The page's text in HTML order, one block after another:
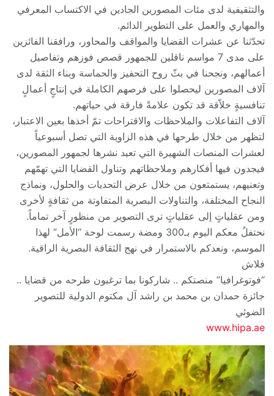
والتثقيفية لدى مئات المصورين الجادين في الاكتساب المعرفي
والمهاري والعمل على التطوير الدائم.
تحدّثنا عن عشرات القضايا والمواقف والمحاور، ورافقنا الفائزين
على مدى 7 مواسم ناقلين للجمهور قصص فوزهم وتفاصيل
أعمالهم، ونجحنا في بثّ روح التحفيز والحماسة وبناء الثقة لدى
آلاف المصورين ليحصلوا على فرصهم الكاملة في إنتاجٍ أعمالٍ
تنافسيةٍ خلاّقة قد تكون علامةً فارقة في حياتهم.
آلاف التفاعلات والملاحظات والاقتراحات تمّ أخذها بعين الاعتبار،
لتظهر من خلال طرحها في هذه الزاوية التي تصل أسبوعياً
لعشرات المنصات الشهيرة التي تعيد نشرها لجمهور المصورين،
فيجدون فيها أفكارهم وملاحظاتهم وتناول القضايا التي تهمّهم
وتعنيهم، يستمتعون من خلال عرض التحديات والحلول، ونماذج
النجاح المختلفة، والتناولات البصرية المتفاوتة من ثقافةٍ لأخرى
ومن عقلياتٍ إلى عقلياتٍ ترى التصوير من منظورٍ آخر تماماً.
نحتفلُ معكم اليوم بـ300 ومضة رسمت لوحة “الأمل” لهذا
الموسم، ونعدكم بالاستمرار في نهج الثقافة البصرية الراقية.
فلاش
“فوتوغرافيا” منصتكم .. شاركونا بما ترغبون طرحه من قضايا ..
جائزة حمدان بن محمد بن راشد آل مكتوم الدولية للتصوير
الضوئي
www.hipa.ae